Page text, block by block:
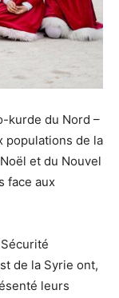
kurde du Nord –
populations de la
et du Nouvel
face aux
de la Syrie ont,
leurs